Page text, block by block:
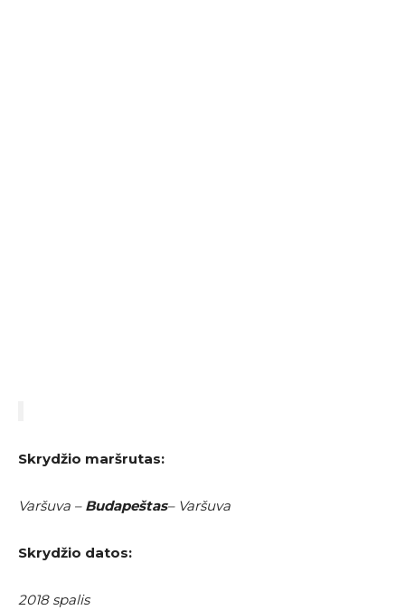
Skrydžio maršrutas:
Varšuva – Budapeštas– Varšuva
Skrydžio datos:
2018 spalis